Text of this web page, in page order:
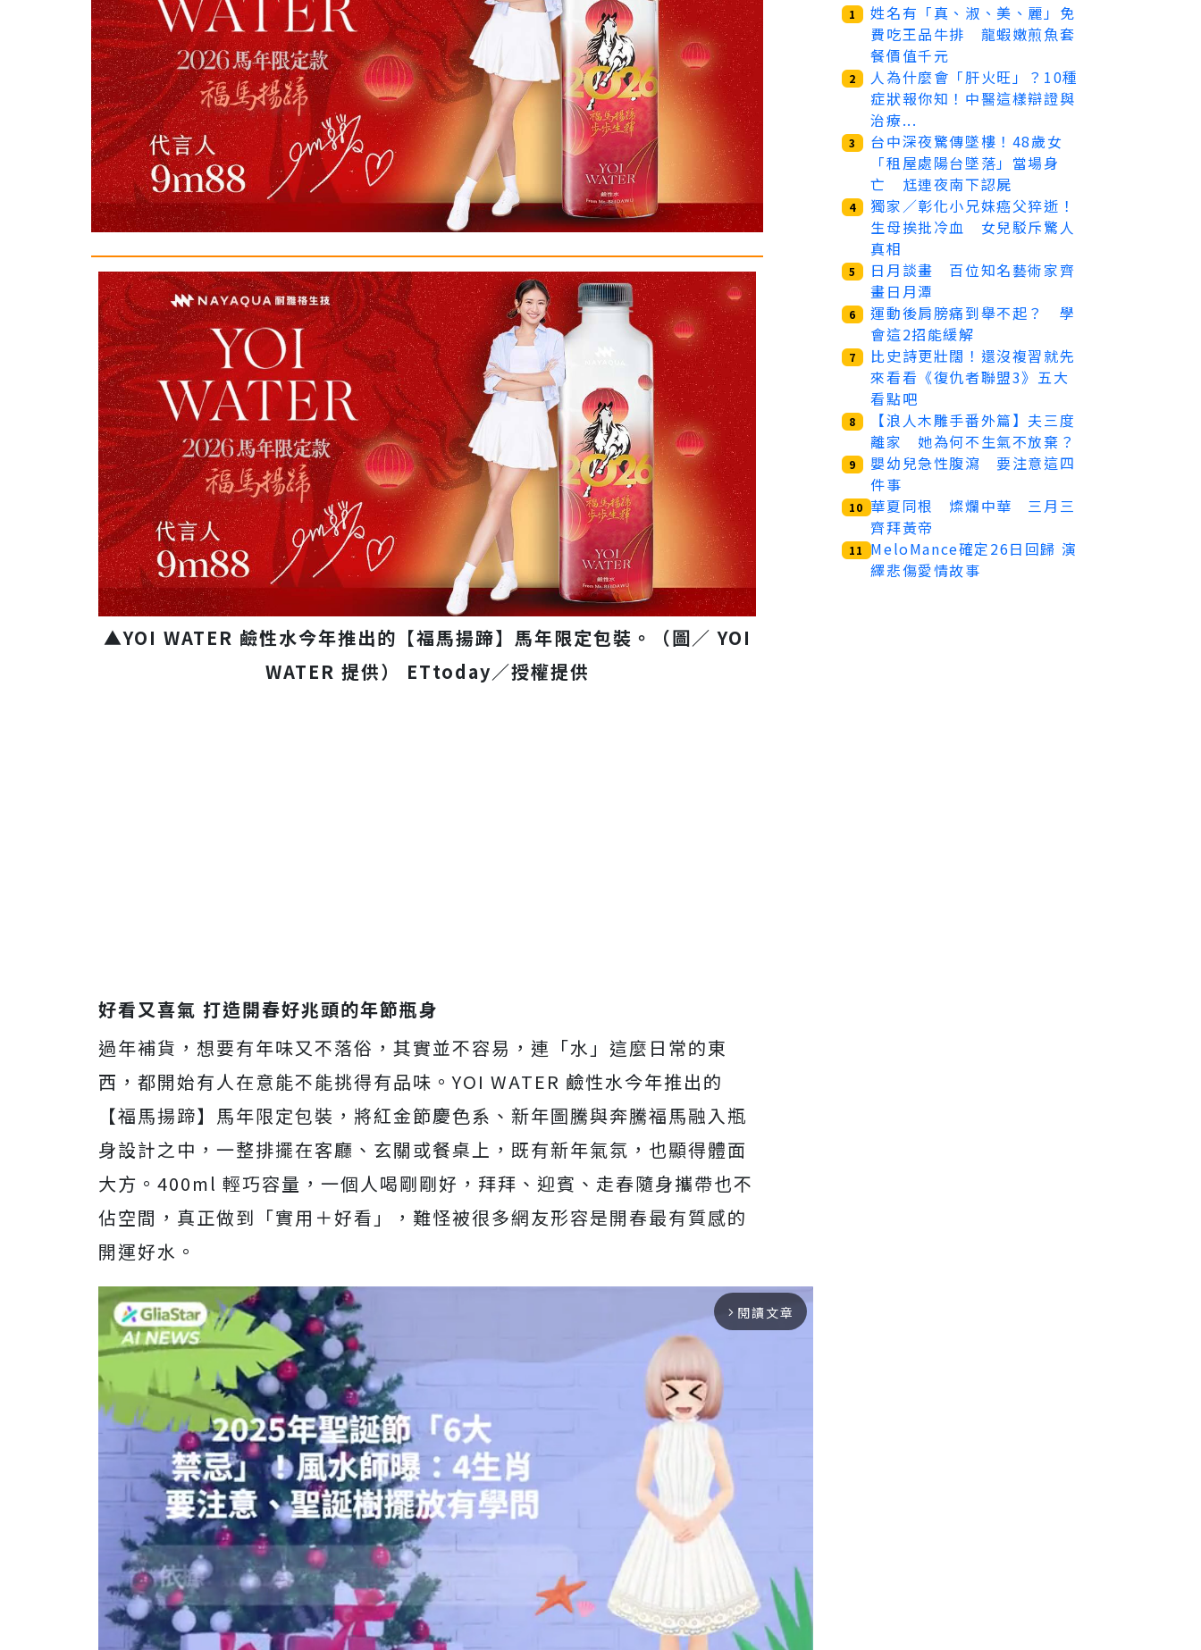
▲YOI WATER 鹼性水今年推出的【福馬揚蹄】馬年限定包裝。（圖／ YOI
WATER 提供） ETtoday／授權提供
好看又喜氣 打造開春好兆頭的年節瓶身
過年補貨，想要有年味又不落俗，其實並不容易，連「水」這麼日常的東
西，都開始有人在意能不能挑得有品味。YOI WATER 鹼性水今年推出的
【福馬揚蹄】馬年限定包裝，將紅金節慶色系、新年圖騰與奔騰福馬融入瓶
身設計之中，一整排擺在客廳、玄關或餐桌上，既有新年氣氛，也顯得體面
大方。400ml 輕巧容量，一個人喝剛剛好，拜拜、迎賓、走春隨身攜帶也不
佔空間，真正做到「實用＋好看」，難怪被很多網友形容是開春最有質感的
開運好水。
arrow_forward_ios 閱讀文章
1
姓名有「真、淑、美、麗」免
費吃王品牛排 龍蝦嫩煎魚套
餐價值千元
2
人為什麼會「肝火旺」？10種
症狀報你知！中醫這樣辯證與
治療...
3
台中深夜驚傳墜樓！48歲女
「租屋處陽台墜落」當場身
亡 尪連夜南下認屍
4
獨家／彰化小兄妹癌父猝逝！
生母挨批冷血 女兒駁斥驚人
真相
5
日月談畫 百位知名藝術家齊
畫日月潭
6
運動後肩膀痛到舉不起？ 學
會這2招能緩解
7
比史詩更壯闊！還沒複習就先
來看看《復仇者聯盟3》五大
看點吧
8
【浪人木雕手番外篇】夫三度
離家 她為何不生氣不放棄？
9
嬰幼兒急性腹瀉 要注意這四
件事
10 華夏同根 燦爛中華 三月三
齊拜黃帝
11
MeloMance確定26日回歸 演
繹悲傷愛情故事